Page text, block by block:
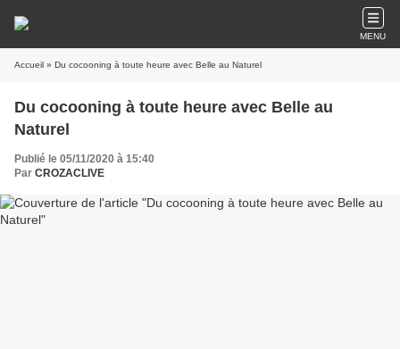
MENU
Accueil » Du cocooning à toute heure avec Belle au Naturel
Du cocooning à toute heure avec Belle au
Naturel
Publié le 05/11/2020 à 15:40
Par CROZACLIVE